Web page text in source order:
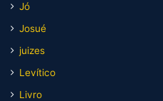
Jó
Josué
juizes
Levítico
Livro